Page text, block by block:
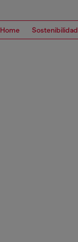
Home Sostenibilidad